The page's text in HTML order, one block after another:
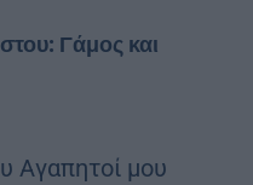
Γάμος και
Αγαπητοί μου